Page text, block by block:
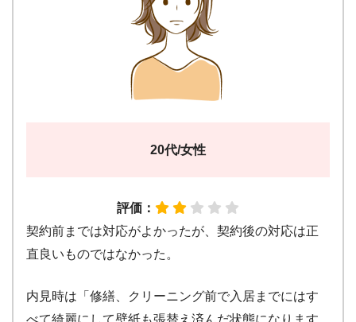
20代/女性
評価：
契約前までは対応がよかったが、契約後の対応は正
直良いものではなかった。
内見時は「修繕、クリーニング前で入居までにはす